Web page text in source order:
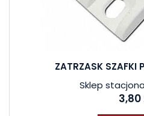
ZATRZASK SZAFKI
Sklep
3,80